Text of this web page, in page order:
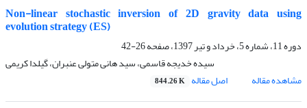
Non-linear stochastic inversion of 2D gravity data using
evolution strategy (ES)
دوره 11، شماره 5، خرداد و تیر 1397، صفحه
26-42
سیده خدیجه قاسمی، سید هانی متولی عنبران، گیلدا کریمی
مشاهده مقاله
اصل مقاله 844.26 K